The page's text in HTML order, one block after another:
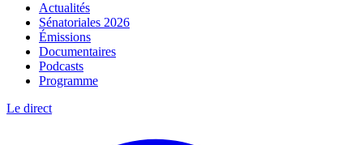
Actualités
Sénatoriales 2026
Émissions
Documentaires
Podcasts
Programme
Le direct